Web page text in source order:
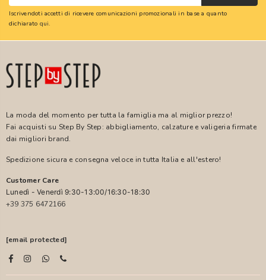
Iscrivendoti accetti di ricevere comunicazioni promozionali in base a quanto
dichiarato qui.
La moda del momento per tutta la famiglia ma al miglior prezzo!
Fai acquisti su Step By Step: abbigliamento, calzature e valigeria firmate
dai migliori brand.
Spedizione sicura e consegna veloce in tutta Italia e all'estero!
Customer Care
Lunedì - Venerdì 9:30-13:00/16:30-18:30
+39 375 6472166
[email protected]